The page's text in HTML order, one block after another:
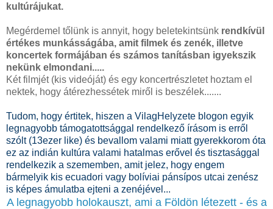
kultúrájukat.
Megérdemel tőlünk is annyit, hogy beletekintsünk rendkívül
értékes munkásságába, amit filmek és zenék, illetve
koncertek formájában és számos tanításban igyekszik
nekünk elmondani.....
Két filmjét (kis videóját) és egy koncertrészletet hoztam el
nektek, hogy átérezhessétek miről is beszélek.......
Tudom, hogy értitek, hiszen a VilagHelyzete blogon egyik
legnagyobb támogatottsággal rendelkező írásom is erről
szólt (13ezer like) és bevallom valami miatt gyerekkorom óta
ez az indián kultúra valami hatalmas erővel és tisztasággal
rendelkezik a szememben, amit jelez, hogy engem
bármelyik kis ecuadori vagy bolíviai pánsípos utcai zenész
is képes ámulatba ejteni a zenéjével...
A legnagyobb holokauszt, ami a Földön létezett - és a